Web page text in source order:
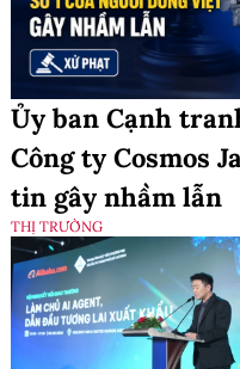
Ủy ban Cạnh
Công ty Cosmos
tin gây nhầm lẫn
THỊ TRƯỜNG